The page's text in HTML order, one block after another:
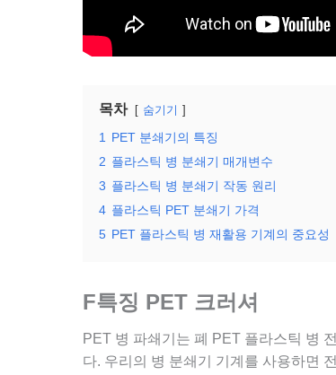
목차 숨기기
1
PET 분쇄기의 특징
2 플라스틱 병 분쇄기 매개변수
3 플라스틱 병 분쇄기 작동 원리
4 플라스틱 PET 분쇄기 가격
5 PET 플라스틱 병 재활용 기계의 중요성
F특징 PET 크러셔
PET 병 파쇄기는 폐 PET 플라스틱 병
다. 우리의 병 분쇄기 기계를 사용하면